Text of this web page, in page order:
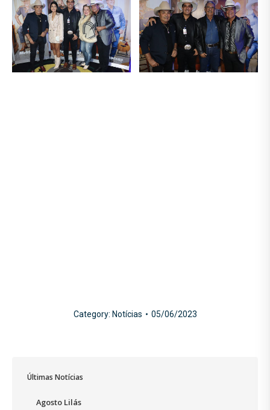
Category: Notícias 05/06/2023
Últimas Notícias
Agosto Lilás